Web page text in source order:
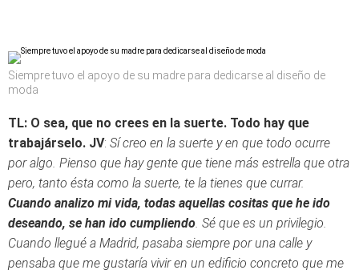
Siempre tuvo el apoyo de su madre para dedicarse al diseño de
moda
TL: O sea, que no crees en la suerte. Todo hay que
trabajárselo. JV: Sí creo en la suerte y en que todo ocurre
por algo. Pienso que hay gente que tiene más estrella que otra
pero, tanto ésta como la suerte, te la tienes que currar.
Cuando analizo mi vida, todas aquellas cositas que he ido
deseando, se han ido cumpliendo. Sé que es un privilegio.
Cuando llegué a Madrid, pasaba siempre por una calle y
pensaba que me gustaría vivir en un edificio concreto que me